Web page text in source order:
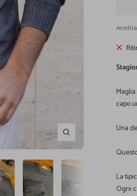
Ingrandisci
capo
Una
La
Ogni